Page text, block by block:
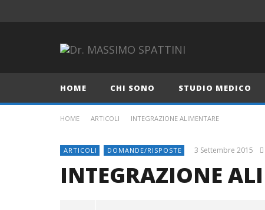
HOME CHI SONO STUDIO MEDICO
HOME ARTICOLI INTEGRAZIONE ALIMENTARE
ARTICOLI DOMANDE/RISPOSTE 3 Settembre 2015
INTEGRAZIONE